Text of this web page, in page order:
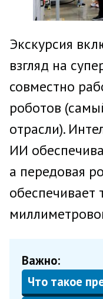
Экскурсия
взгляд на
совместно
роботов
отрасли).
ИИ
а передовая
обеспечивает
Важно:
Что такое